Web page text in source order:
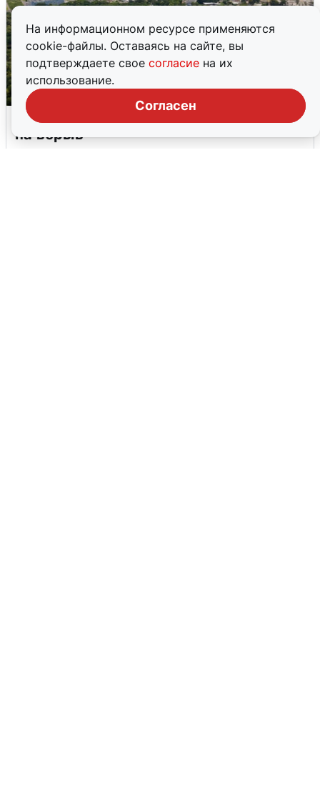
На информационном ресурсе применяются
cookie-файлы. Оставаясь на сайте, вы
подтверждаете свое согласие на их
использование.
Согласен
Москвичи услышали грохот, похожий
на взрыв